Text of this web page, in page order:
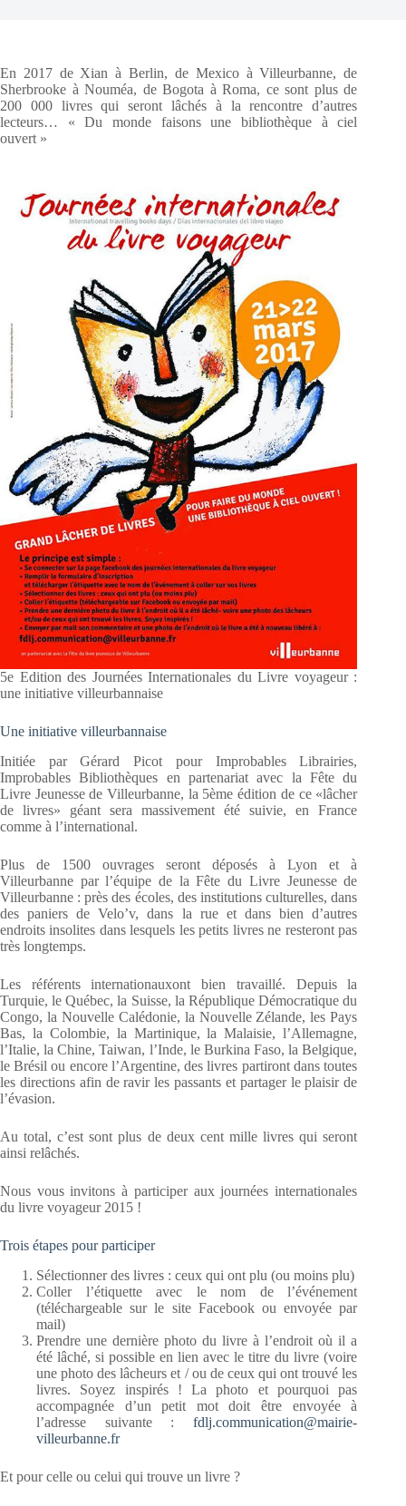
En 2017 de Xian à Berlin, de Mexico à Villeurbanne, de
Sherbrooke à Nouméa, de Bogota à Roma, ce sont plus de
200 000 livres qui seront lâchés à la rencontre d’autres
lecteurs… « Du monde faisons une bibliothèque à ciel
ouvert »
5e Edition des Journées Internationales du Livre voyageur :
une initiative villeurbannaise
Une initiative villeurbannaise
Initiée par Gérard Picot pour Improbables Librairies,
Improbables Bibliothèques en partenariat avec la Fête du
Livre Jeunesse de Villeurbanne, la 5ème édition de ce «lâcher
de livres» géant sera massivement été suivie, en France
comme à l’international.
Plus de 1500 ouvrages seront déposés à Lyon et à
Villeurbanne par l’équipe de la Fête du Livre Jeunesse de
Villeurbanne : près des écoles, des institutions culturelles, dans
des paniers de Velo’v, dans la rue et dans bien d’autres
endroits insolites dans lesquels les petits livres ne resteront pas
très longtemps.
Les référents internationauxont bien travaillé. Depuis la
Turquie, le Québec, la Suisse, la République Démocratique du
Congo, la Nouvelle Calédonie, la Nouvelle Zélande, les Pays
Bas, la Colombie, la Martinique, la Malaisie, l’Allemagne,
l’Italie, la Chine, Taiwan, l’Inde, le Burkina Faso, la Belgique,
le Brésil ou encore l’Argentine, des livres partiront dans toutes
les directions afin de ravir les passants et partager le plaisir de
l’évasion.
Au total, c’est sont plus de deux cent mille livres qui seront
ainsi relâchés.
Nous vous invitons à participer aux journées internationales
du livre voyageur 2015 !
Trois étapes pour participer
Sélectionner des livres : ceux qui ont plu (ou moins plu)
Coller l’étiquette avec le nom de l’événement
(téléchargeable sur le site Facebook ou envoyée par
mail)
Prendre une dernière photo du livre à l’endroit où il a
été lâché, si possible en lien avec le titre du livre (voire
une photo des lâcheurs et / ou de ceux qui ont trouvé les
livres. Soyez inspirés ! La photo et pourquoi pas
accompagnée d’un petit mot doit être envoyée à
l’adresse suivante :fdlj.communication@mairie-
villeurbanne.fr
Et pour celle ou celui qui trouve un livre ?